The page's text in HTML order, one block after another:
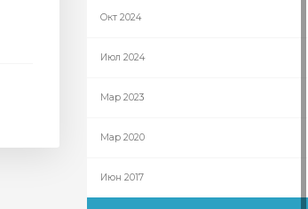
Окт 2024
Июл 2024
Мар 2023
Мар 2020
Июн 2017